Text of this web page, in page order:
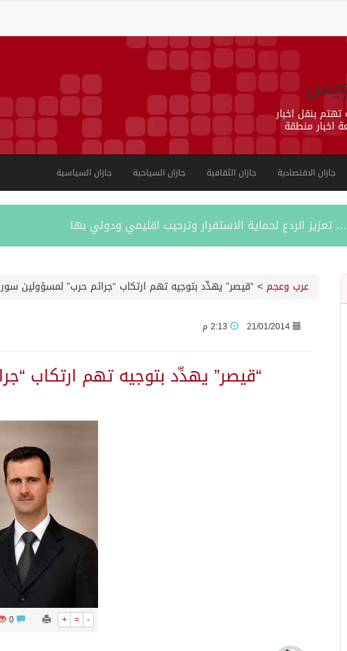
بنقل اخبار
اخبار منطقة
جازان الاقتصادية جازان الثقافية جازان السياحية جازان السياسية
تعزيز الردع لحماية الاستقرار وترحيب اقليمي ودولي بها
مكة تجسد مكانة المملكة الدينية وريادتها الحضارية والعالمية
مكة تسهم في دعم أمن واستقرار المنطقة والعالم
لرئيس الاستخبارات السعودي: نرفض استخدام أراضينا منطلقاً لأي
وإسلام آباد تطلق «اتفاقية مكة» للدفاع
اليوم في المملكة
تعلن الحرب و اذرع طهران تخطط باعمال ارهابية واسعة تطال دول
تركية – باكستانية في جدة
حافلة في ريف دمشق
عرب وعجم > “قيصر” يهدِّد بتوجيه تهم ارتكاب “جرائم حرب” لمسؤولين
21/01/2014
“قيصر” يهدِّد بتوجيه تهم ارتكاب
+ = -
0